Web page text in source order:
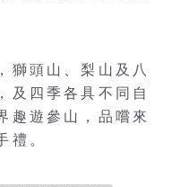
獅頭山、梨山及八
及四季各具不同自
趣遊參山，品嚐來
禮。